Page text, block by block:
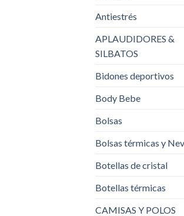
Antiestrés
APLAUDIDORES &
SILBATOS
Bidones deportivos
Body Bebe
Bolsas
Bolsas térmicas y
Botellas de cristal
Botellas térmicas
CAMISAS Y POLOS